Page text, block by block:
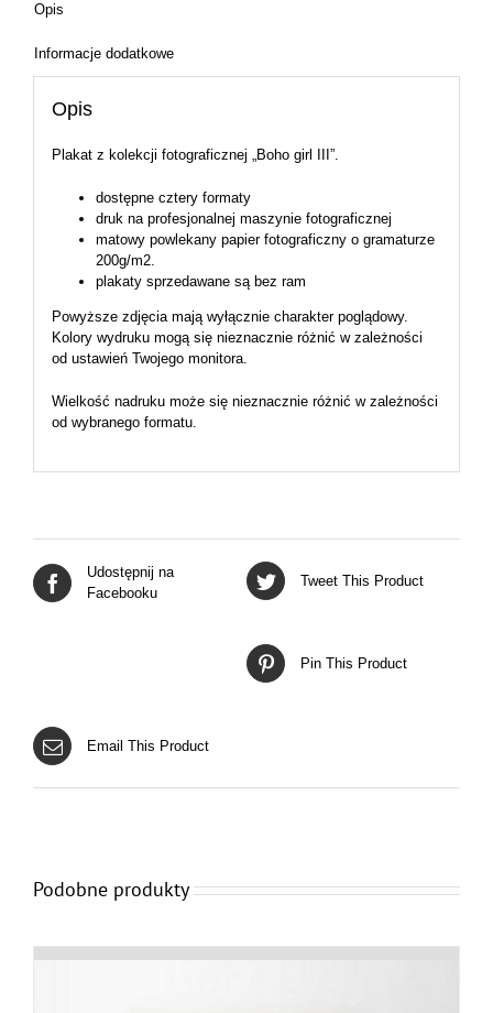
Opis
Informacje dodatkowe
Opis
Plakat z kolekcji fotograficznej „Boho girl III”.
dostępne cztery formaty
druk na profesjonalnej maszynie fotograficznej
matowy powlekany papier fotograficzny o gramaturze
200g/m2.
plakaty sprzedawane są bez ram
Powyższe zdjęcia mają wyłącznie charakter poglądowy.
Kolory wydruku mogą się nieznacznie różnić w zależności
od ustawień Twojego monitora.
Wielkość nadruku może się nieznacznie różnić w zależności
od wybranego formatu.
Udostępnij na
Facebooku
Tweet This Product
Pin This Product
Email This Product
Podobne produkty